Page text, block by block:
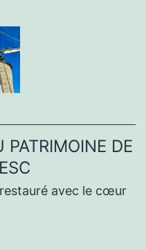
PATRIMOINE DE
avec le cœur